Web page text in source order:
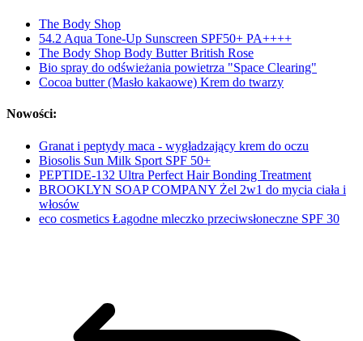
The Body Shop
54.2 Aqua Tone-Up Sunscreen SPF50+ PA++++
The Body Shop Body Butter British Rose
Bio spray do odświeżania powietrza "Space Clearing"
Cocoa butter (Masło kakaowe) Krem do twarzy
Nowości:
Granat i peptydy maca - wygładzający krem do oczu
Biosolis Sun Milk Sport SPF 50+
PEPTIDE-132 Ultra Perfect Hair Bonding Treatment
BROOKLYN SOAP COMPANY Żel 2w1 do mycia ciała i
włosów
eco cosmetics Łagodne mleczko przeciwsłoneczne SPF 30